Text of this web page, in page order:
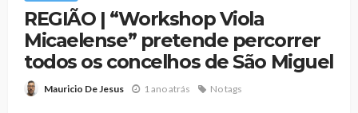
REGIÃO | “Workshop Viola
Micaelense” pretende percorrer
todos os concelhos de São Miguel
Mauricio De Jesus 1 ano atrás No tags